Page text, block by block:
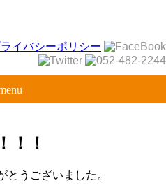
！！
とうございました。